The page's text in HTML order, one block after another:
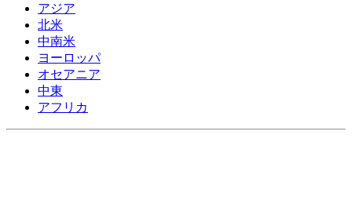
アジア
北米
中南米
ヨーロッパ
オセアニア
中東
アフリカ